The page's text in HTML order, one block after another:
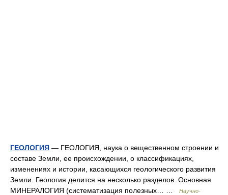
ГЕОЛОГИЯ — ГЕОЛОГИЯ, наука о вещественном строении и
составе Земли, ее происхождении, о классификациях,
изменениях и истории, касающихся геологического развития
Земли. Геология делится на несколько разделов. Основная
МИНЕРАЛОГИЯ (систематизация полезных… …
Научно-